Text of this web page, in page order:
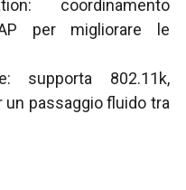
coordinamento
per migliorare le
supporta 802.11k,
un passaggio fluido tra